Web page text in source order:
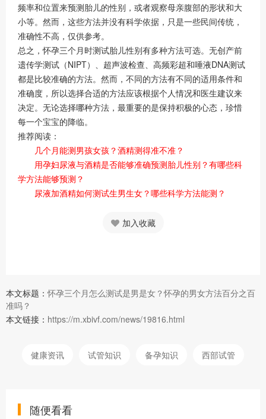
频率和位置来预测胎儿的性别，或者观察母亲腹部的形状和大
小等。然而，这些方法并没有科学依据，只是一些民间传统，
准确性不高，仅供参考。
总之，怀孕三个月时测试胎儿性别有多种方法可选。无创产前
遗传学测试（NIPT）、超声波检查、高频彩超和唾液DNA测试
都是比较准确的方法。然而，不同的方法有不同的适用条件和
准确度，所以选择合适的方法应该根据个人情况和医生建议来
决定。无论选择哪种方法，最重要的是保持积极的心态，珍惜
每一个宝宝的降临。
推荐阅读：
几个月能测男孩女孩？酒精测得准不准？
用孕妇尿液与酒精是否能够准确预测胎儿性别？有哪些科
学方法能够预测？
尿液加酒精如何测试生男生女？哪些科学方法能测？
加入收藏
本文标题：怀孕三个月怎么测试是男是女？怀孕的男女方法百分之百
准吗？
本文链接： https://m.xbivf.com/news/19816.html
健康资讯 试管知识 备孕知识 西部试管
随便看看